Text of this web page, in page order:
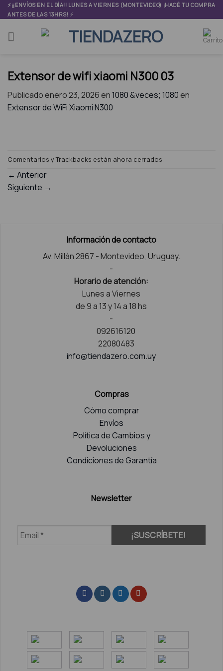
Skip
to
content
⚡¡¡ENVÍOS EN EL DÍA!! LUNES A VIERNES (MONTEVIDEO) ¡HACÉ TU COMPRA
ANTES DE LAS 13HRS! ⚡
Extensor de wifi xiaomi N300 03
Publicadoenero 23, 2026en1080 &veces; 1080en
Extensor de WiFi Xiaomi N300
Comentarios y Trackbacks están ahora cerrados.
← Anterior
Siguiente →
Información de contacto
Av. Millán 2867 - Montevideo, Uruguay.
-
Horario de atención:
Lunes a Viernes
de 9 a 13 y 14 a 18 hs
-
092616120
22080483
info@tiendazero.com.uy
Compras
Cómo comprar
Envíos
Política de Cambios y
Devoluciones
Condiciones de Garantía
Newsletter